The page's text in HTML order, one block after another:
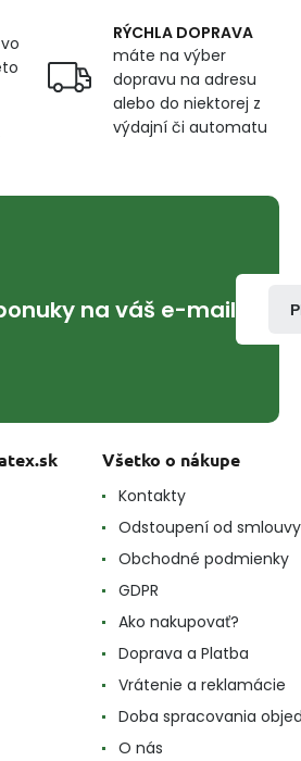
RÝCHLA DOPRAVA
máte na výber
dopravu na adresu
alebo do niektorej z
výdajní či automatu
na váš e-mail
Všetko o nákupe
Kontakty
Odstoupení od smlouvy
Obchodné podmienky
GDPR
Ako nakupovať?
Doprava a Platba
Vrátenie a reklamácie
Doba spracovania
O nás